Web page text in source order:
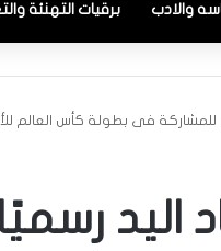
والادب برقيات التهنئة
للمشاركة فى بطولة كأس العالم
اليد